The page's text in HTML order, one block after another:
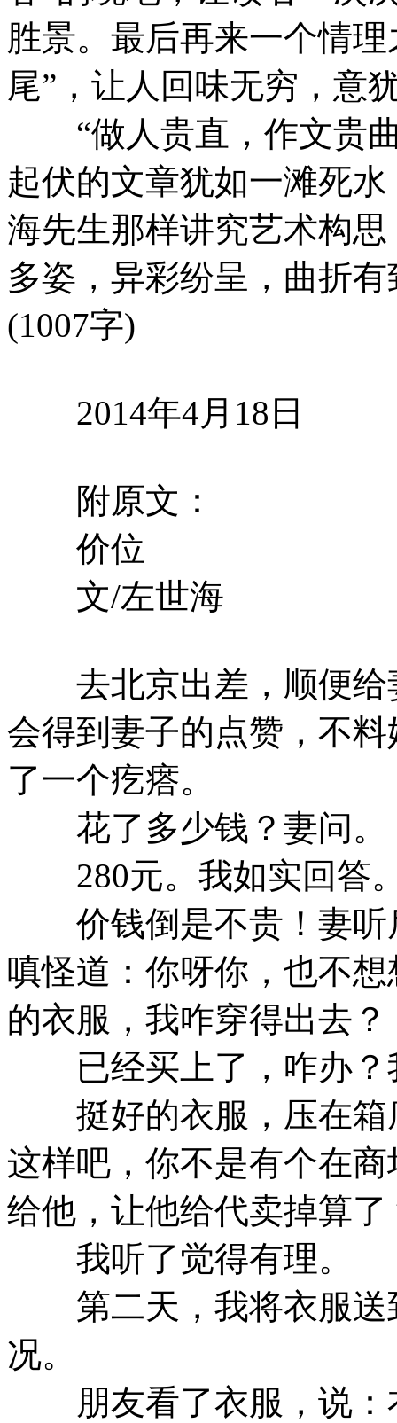
胜景。最后再来一个情
尾”，让人回味无穷，意
“做人贵直，作文贵曲
起伏的文章犹如一滩死
海先生那样讲究艺术构
多姿，异彩纷呈，曲折
(1007字)
2014年4月18日
附原文：
价位
文/左世海
去北京出差，顺便给
会得到妻子的点赞，不
了一个疙瘩。
花了多少钱？妻问。
280元。我如实回答
价钱倒是不贵！妻听
嗔怪道：你呀你，也不
的衣服，我咋穿得出去？
已经买上了，咋办？
挺好的衣服，压在箱
这样吧，你不是有个在
给他，让他给代卖掉算了
我听了觉得有理。
第二天，我将衣服送
况。
朋友看了衣服，说：